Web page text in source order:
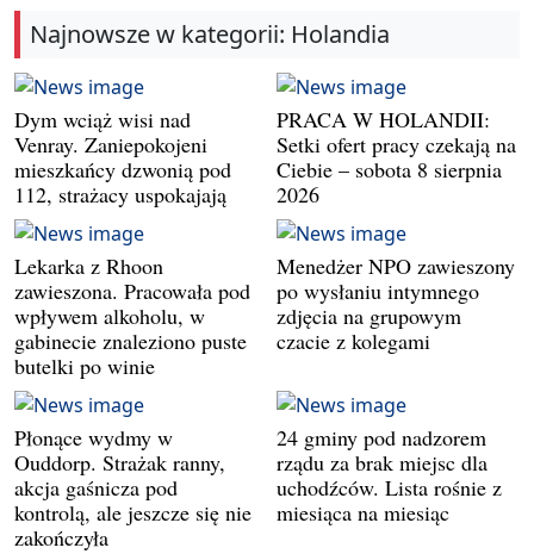
Najnowsze w kategorii: Holandia
Dym wciąż wisi nad
Venray. Zaniepokojeni
mieszkańcy dzwonią pod
112, strażacy uspokajają
PRACA W HOLANDII:
Setki ofert pracy czekają na
Ciebie – sobota 8 sierpnia
2026
Lekarka z Rhoon
zawieszona. Pracowała pod
wpływem alkoholu, w
gabinecie znaleziono puste
butelki po winie
Menedżer NPO zawieszony
po wysłaniu intymnego
zdjęcia na grupowym
czacie z kolegami
Płonące wydmy w
Ouddorp. Strażak ranny,
akcja gaśnicza pod
kontrolą, ale jeszcze się nie
zakończyła
24 gminy pod nadzorem
rządu za brak miejsc dla
uchodźców. Lista rośnie z
miesiąca na miesiąc